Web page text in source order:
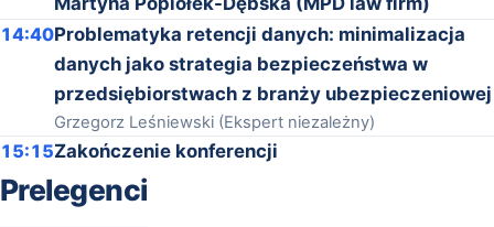
14:40Problematyka retencji danych: minimalizacja
danych jako strategia bezpieczeństwa w
przedsiębiorstwach z branży ubezpieczeniowej
Grzegorz Leśniewski (Ekspert niezależny)
15:15Zakończenie konferencji
Prelegenci